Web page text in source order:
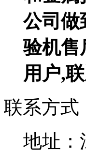
公司做
验机售
用户,
联系方式
地址：